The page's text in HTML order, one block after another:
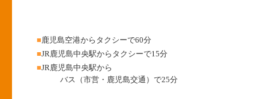
■鹿児島空港からタクシーで60分
■JR鹿児島中央駅からタクシーで15分
■JR鹿児島中央駅から
バス（市営・鹿児島交通）で25分